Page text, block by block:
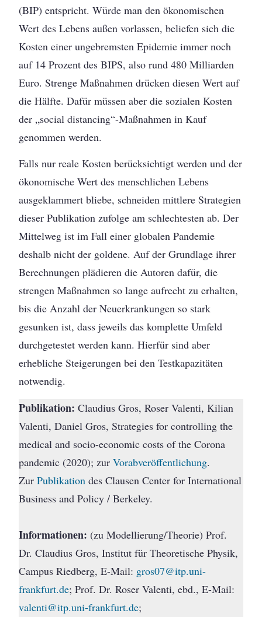
(BIP) entspricht. Würde man den ökonomischen
Wert des Lebens außen vorlassen, beliefen sich die
Kosten einer ungebremsten Epidemie immer noch
auf 14 Prozent des BIPS, also rund 480 Milliarden
Euro. Strenge Maßnahmen drücken diesen Wert auf
die Hälfte. Dafür müssen aber die sozialen Kosten
der „social distancing“-Maßnahmen in Kauf
genommen werden.
Falls nur reale Kosten berücksichtigt werden und der
ökonomische Wert des menschlichen Lebens
ausgeklammert bliebe, schneiden mittlere Strategien
dieser Publikation zufolge am schlechtesten ab. Der
Mittelweg ist im Fall einer globalen Pandemie
deshalb nicht der goldene. Auf der Grundlage ihrer
Berechnungen plädieren die Autoren dafür, die
strengen Maßnahmen so lange aufrecht zu erhalten,
bis die Anzahl der Neuerkrankungen so stark
gesunken ist, dass jeweils das komplette Umfeld
durchgetestet werden kann. Hierfür sind aber
erhebliche Steigerungen bei den Testkapazitäten
notwendig.
Publikation: Claudius Gros, Roser Valenti, Kilian
Valenti, Daniel Gros, Strategies for controlling the
medical and socio-economic costs of the Corona
pandemic (2020); zurVorabveröffentlichung.
ZurPublikation des Clausen Center for International
Business and Policy / Berkeley.
Informationen: (zu Modellierung/Theorie) Prof.
Dr. Claudius Gros, Institut für Theoretische Physik,
Campus Riedberg, E-Mail: gros07@itp.uni-
frankfurt.de; Prof. Dr. Roser Valenti, ebd., E-Mail:
valenti@itp.uni-frankfurt.de;